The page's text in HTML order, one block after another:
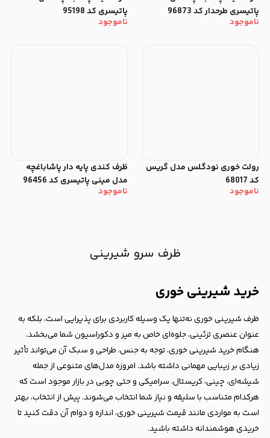
پاتیسری طرحدار کد 96873
ناموجود
پاتیسری کد 95198
ناموجود
رولت خوری نودگلس مدل گریس
کد 68017
ناموجود
ظرف کندی پایه دار پاشاباغچه
مدل مینی پاتیسری کد 96456
ناموجود
ظرف سرو شیرینی
خرید شیرینی خوری
ظرف شیرینی خوری نه‌تنها یک وسیله کاربردی برای پذیرایی است، بلکه به
عنوان عنصری تزئینی، جلوه‌ای خاص به میز و دکوراسیون شما می‌بخشد.
هنگام خرید شیرینی خوری، توجه به جنس، طراحی و سبک آن می‌تواند تأثیر
زیادی بر زیبایی مهمانی داشته باشد. امروزه مدل‌های متنوعی از جمله
شیشه‌ای، چینی، کریستال، سرامیکی و حتی چوبی در بازار موجود است که
هرکدام متناسب با سلیقه و نیاز شما انتخاب می‌شوند. پیش از انتخاب، بهتر
است به مواردی مانند قیمت شیرینی خوری، اندازه و دوام آن دقت کنید تا
خریدی هوشمندانه داشته باشید.